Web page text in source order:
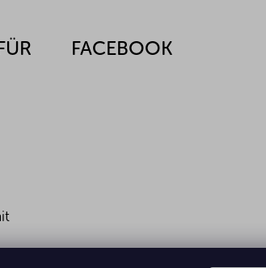
FACEBOOK